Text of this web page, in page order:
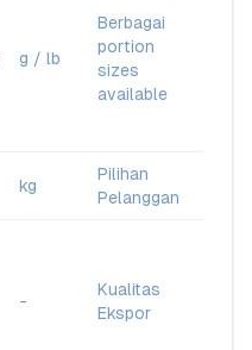
g / lb
Berbagai
portion
sizes
available
kg
Pilihan
Pelanggan
-
Kualitas
Ekspor